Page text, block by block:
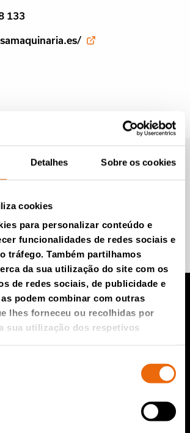
Detalhes Sobre os cookies
cookies
para personalizar conteúdo e
funcionalidades de redes sociais e
tráfego. Também partilhamos
da sua utilização do site com os
de redes sociais, de publicidade e
podem combinar com outras
lhes forneceu ou recolhidas por
sua utilização dos respetivos
133
da Tana (em
inglês)
e saiba mais.
aterro da TANA